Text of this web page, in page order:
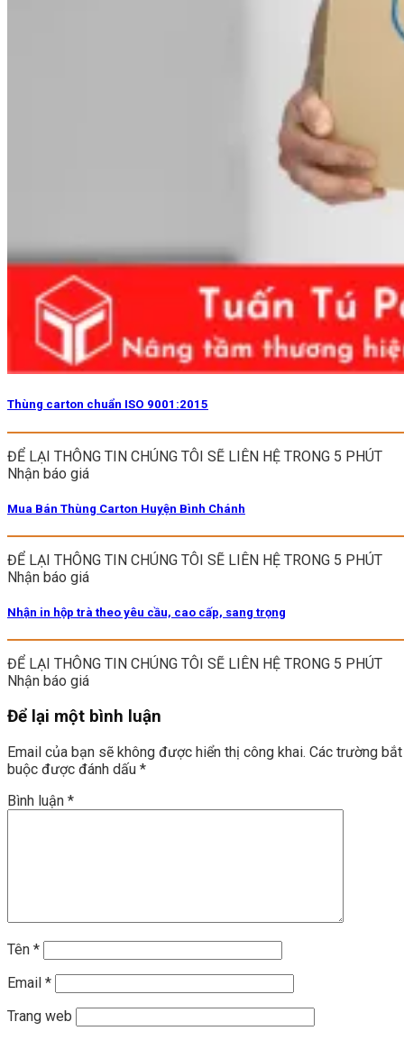
Thùng carton chuẩn ISO 9001:2015
ĐỂ LẠI THÔNG TIN CHÚNG TÔI SẼ LIÊN HỆ TRONG 5 PHÚT
Nhận báo giá
Mua Bán Thùng Carton Huyện Bình Chánh
ĐỂ LẠI THÔNG TIN CHÚNG TÔI SẼ LIÊN HỆ TRONG 5 PHÚT
Nhận báo giá
Nhận in hộp trà theo yêu cầu, cao cấp, sang trọng
ĐỂ LẠI THÔNG TIN CHÚNG TÔI SẼ LIÊN HỆ TRONG 5 PHÚT
Nhận báo giá
Để lại một bình luận
Email của bạn sẽ không được hiển thị công khai. Các trường bắt
buộc được đánh dấu *
Bình luận *
Tên *
Email *
Trang web